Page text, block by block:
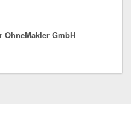
OhneMakler GmbH